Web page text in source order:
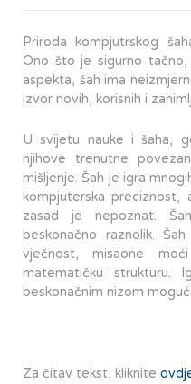
Priroda kompjutrskog
Ono što je sigurno
aspekta, šah ima
izvor novih, korisnih i
U svijetu nauke i šaha,
njihove trenutne
mišljenje. Šah je igra
kompjuterska preciznost,
zasad je nepoznat.
beskonačno raznolik.
vječnost, misaone
matematičku strukturu.
beskonačnim nizom
Za čitav tekst, kliknite